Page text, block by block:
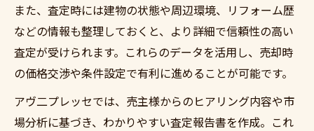
また、査定時には建物の状態や周辺環境、リフォーム歴
などの情報も整理しておくと、より詳細で信頼性の高い
査定が受けられます。これらのデータを活用し、売却時
の価格交渉や条件設定で有利に進めることが可能です。
アヴ二プレッセでは、売主様からのヒアリング内容や市
場分析に基づき、わかりやすい査定報告書を作成。これ